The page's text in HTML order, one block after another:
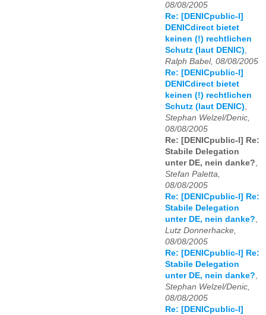
08/08/2005
Re: [DENICpublic-l]
DENICdirect bietet
keinen (!) rechtlichen
Schutz (laut DENIC),
Ralph Babel, 08/08/2005
Re: [DENICpublic-l]
DENICdirect bietet
keinen (!) rechtlichen
Schutz (laut DENIC),
Stephan Welzel/Denic,
08/08/2005
Re: [DENICpublic-l] Re:
Stabile Delegation
unter DE, nein danke?,
Stefan Paletta,
08/08/2005
Re: [DENICpublic-l] Re:
Stabile Delegation
unter DE, nein danke?,
Lutz Donnerhacke,
08/08/2005
Re: [DENICpublic-l] Re:
Stabile Delegation
unter DE, nein danke?,
Stephan Welzel/Denic,
08/08/2005
Re: [DENICpublic-l]